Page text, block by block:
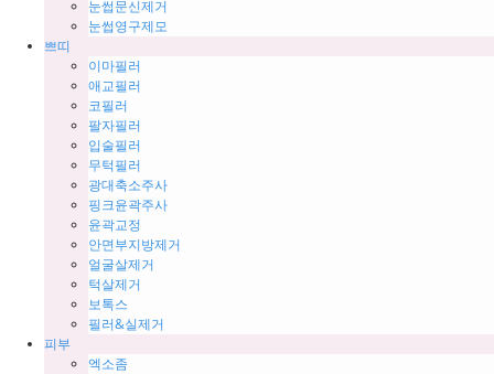
눈썹문신제거
눈썹영구제모
쁘띠
이마필러
애교필러
코필러
팔자필러
입술필러
무턱필러
광대축소주사
핑크윤곽주사
윤곽교정
안면부지방제거
얼굴살제거
턱살제거
보톡스
필러&실제거
피부
엑소좀